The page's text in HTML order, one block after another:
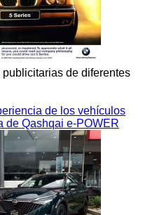
de diferentes
de los vehículos
de Qashqai e-POWER